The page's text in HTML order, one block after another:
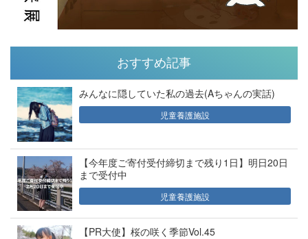
おすすめ記事
みんなに隠していた私の過去(Aちゃんの実話)
児童養護施設
【今年度ご寄付受付締切まで残り1日】明日20日
まで受付中
児童養護施設
【PR大使】桜の咲く季節Vol.45